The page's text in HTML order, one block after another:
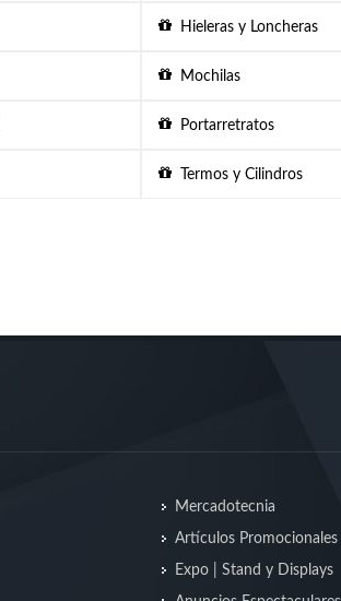
Hieleras y Loncheras
Mochilas
Portarretratos
Termos y Cilindros
Mercadotecnia
Artículos Promocionales
Expo | Stand y Displays